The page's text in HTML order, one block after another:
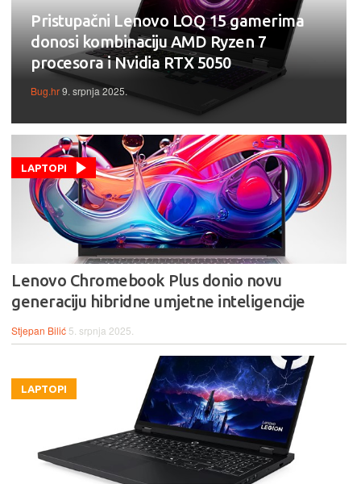
Pristupačni Lenovo LOQ 15 gamerima
donosi kombinaciju AMD Ryzen 7
procesora i Nvidia RTX 5050
Bug.hr9. srpnja 2025.
LAPTOPI
Lenovo Chromebook Plus donio novu
generaciju hibridne umjetne inteligencije
Stjepan Bilić 5. srpnja 2025.
LAPTOPI